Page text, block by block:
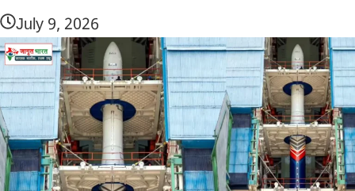
July 9, 2026